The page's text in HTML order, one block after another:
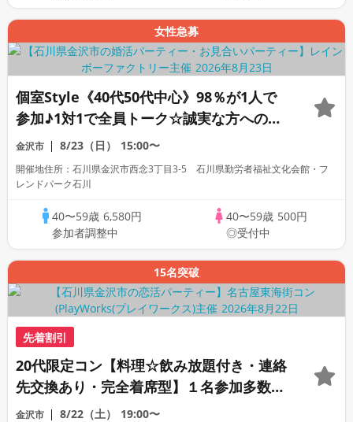
女性急募
個室Style《40代50代中心》98％が1人で
参加♪1対1で全員トーク☆誠実な方への婚
活パーティー
金沢市 8/23（日） 15:00〜
開催地住所：石川県金沢市西念3丁目3-5 石川県勤労者福祉文化会館・フ
レンドパーク石川
40〜59歳 6,580円
参加者調整中
40〜59歳 500円
◎受付中
15名突破
先着割引
20代限定コン【料理☆飲み放題付き・連絡
先交換あり・完全着席型】１名参加多数・
初参加も大歓迎☆プレイワークス主催☆
金沢市 8/22（土） 19:00〜